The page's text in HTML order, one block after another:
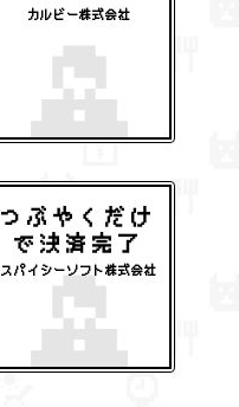
カルビー株式会社
つぶやくだけ
で決済完了
スパイシーソフト株式会社